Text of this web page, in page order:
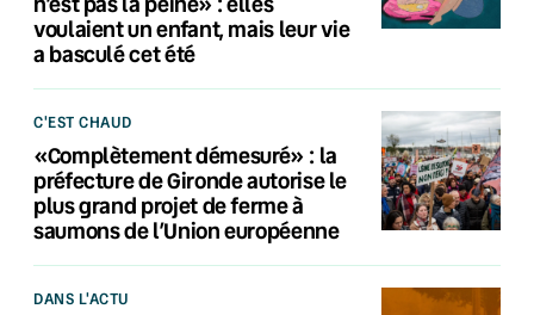
voulaient un enfant, mais leur vie
a basculé cet été
C'EST CHAUD
«Complètement démesuré» : la
préfecture de Gironde autorise le
plus grand projet de ferme à
saumons de l’Union européenne
DANS L'ACTU